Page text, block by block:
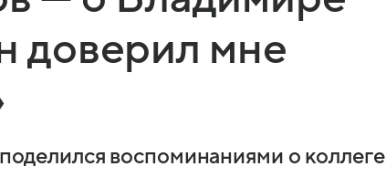
доверил мне
воспоминаниями о коллеге